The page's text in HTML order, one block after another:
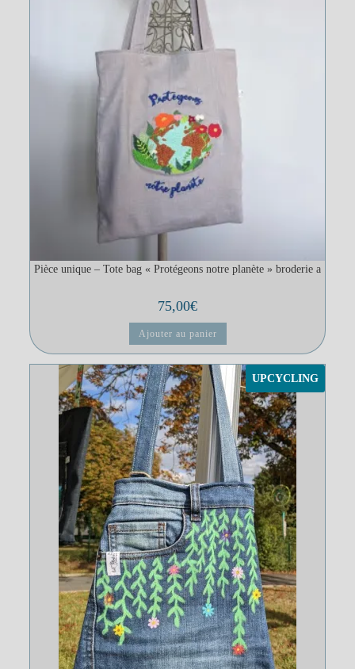
Pièce unique – Tote bag « Protégeons notre planète » broderie a
75,00€
Ajouter au panier
UPCYCLING